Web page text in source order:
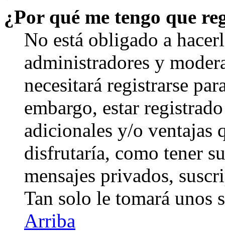
¿Por qué me tengo que
No está obligado a
administradores y
necesitará registrarse
embargo, estar
adicionales y/o ventajas
disfrutaría, como tener
mensajes privados,
Tan solo le tomará unos
Arriba